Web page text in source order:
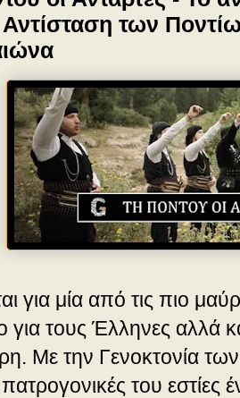
των
για μία από τις πιο
για τους Έλληνες αλλά
Με την Γενοκτονία
του εστίες